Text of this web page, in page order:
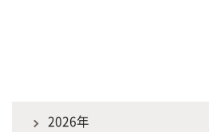
2026年